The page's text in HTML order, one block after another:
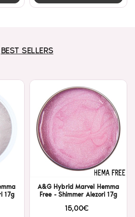
BEST SELLERS
17g
A&G Hybrid Marvel Hemma
Free - Shimmer Alezori 17g
15,00€